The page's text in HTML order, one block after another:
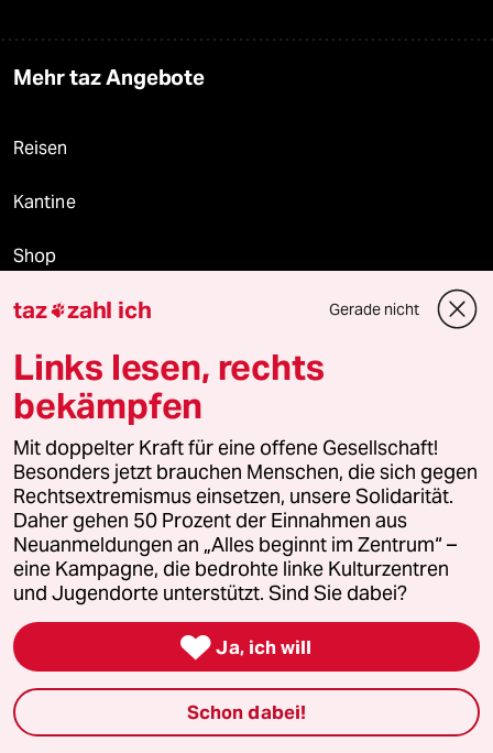
Mehr taz Angebote
Reisen
Kantine
Shop
Anzeigen
Fragen & Hilfe
Feedback
Aboservice
ePaper Login
Downloads für Abonnierende
© 2026 taz Verlags und Vertriebs GmbH
taz zahl ich Gerade nicht
Links lesen, rechts
bekämpfen
Mit doppelter Kraft für eine offene Gesellschaft!
Besonders jetzt brauchen Menschen, die sich gegen
Rechtsextremismus einsetzen, unsere Solidarität.
Daher gehen 50 Prozent der Einnahmen aus
Neuanmeldungen an „Alles beginnt im Zentrum“ –
eine Kampagne, die bedrohte linke Kulturzentren
und Jugendorte unterstützt. Sind Sie dabei?
 Ja, ich will
Schon dabei!